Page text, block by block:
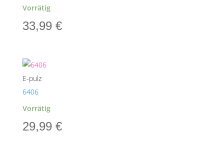
Vorrätig
33,99 €
E-pulz
6406
Vorrätig
29,99 €